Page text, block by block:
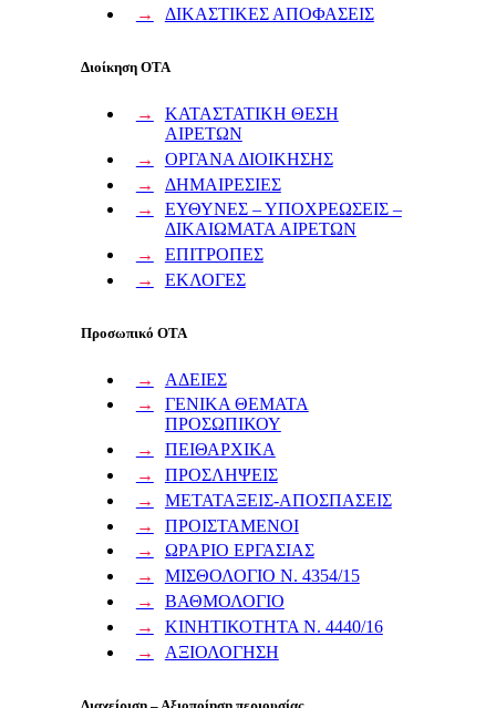
ΔΙΚΑΣΤΙΚΕΣ ΑΠΟΦΑΣΕΙΣ
Διοίκηση ΟΤΑ
ΚΑΤΑΣΤΑΤΙΚΗ ΘΕΣΗ
ΑΙΡΕΤΩΝ
ΟΡΓΑΝΑ ΔΙΟΙΚΗΣΗΣ
ΔΗΜΑΙΡΕΣΙΕΣ
ΕΥΘΥΝΕΣ – ΥΠΟΧΡΕΩΣΕΙΣ –
ΔΙΚΑΙΩΜΑΤΑ ΑΙΡΕΤΩΝ
ΕΠΙΤΡΟΠΕΣ
ΕΚΛΟΓΕΣ
Προσωπικό ΟΤΑ
ΑΔΕΙΕΣ
ΓΕΝΙΚΑ ΘΕΜΑΤΑ
ΠΡΟΣΩΠΙΚΟΥ
ΠΕΙΘΑΡΧΙΚΑ
ΠΡΟΣΛΗΨΕΙΣ
ΜΕΤΑΤΑΞΕΙΣ-ΑΠΟΣΠΑΣΕΙΣ
ΠΡΟΙΣΤΑΜΕΝΟΙ
ΩΡΑΡΙΟ ΕΡΓΑΣΙΑΣ
ΜΙΣΘΟΛΟΓΙΟ Ν. 4354/15
ΒΑΘΜΟΛΟΓΙΟ
ΚΙΝΗΤΙΚΟΤΗΤΑ Ν. 4440/16
ΑΞΙΟΛΟΓΗΣΗ